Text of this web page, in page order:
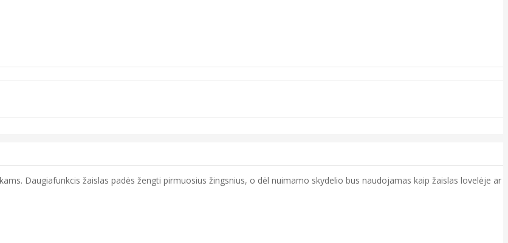
Daugiafunkcis žaislas padės žengti pirmuosius žingsnius, o dėl nuimamo skydelio bus naudojamas kaip žaislas lovelėje ar